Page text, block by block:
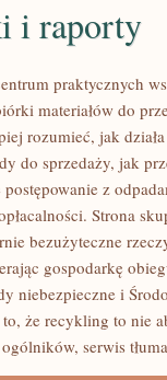
i raporty
praktycznych
materiałów do
rozumieć, jak
do sprzedaży, jak
postępowanie z
Strona
bezużyteczne
gospodarkę
niebezpieczne i
że recykling to nie
serwis